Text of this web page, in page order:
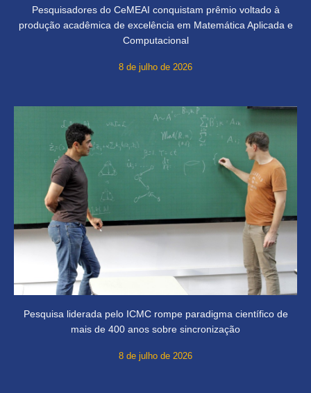
Pesquisadores do CeMEAI conquistam prêmio voltado à
produção acadêmica de excelência em Matemática Aplicada e
Computacional
8 de julho de 2026
Pesquisa liderada pelo ICMC rompe paradigma científico de
mais de 400 anos sobre sincronização
8 de julho de 2026